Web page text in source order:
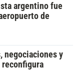
argentino fue
de
negociaciones y
reconfigura